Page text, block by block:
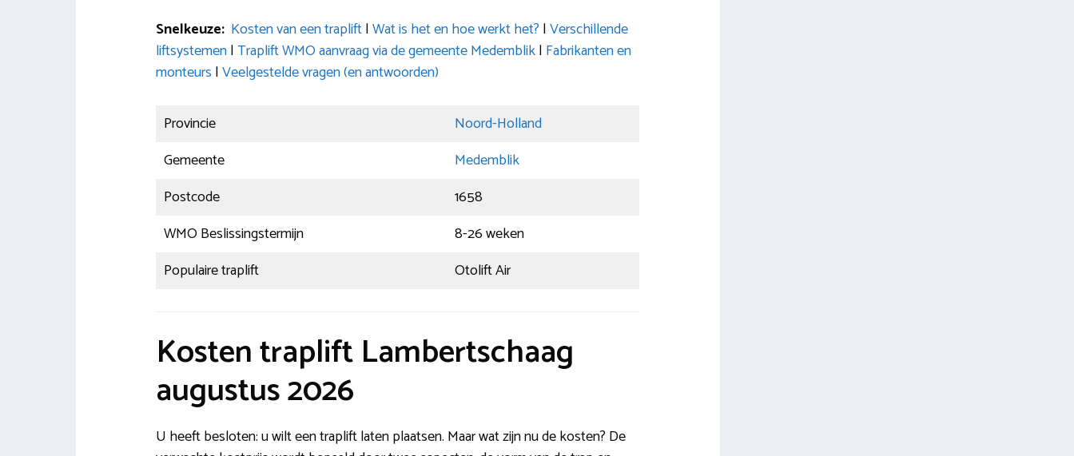
Snelkeuze: Kosten van een traplift|Wat is het en hoe werkt het? |Verschillende
liftsystemen|Traplift WMO aanvraag via de gemeente Medemblik| Fabrikanten en
monteurs |Veelgestelde vragen (en antwoorden)
Provincie
Noord-Holland
Gemeente
Medemblik
Postcode
1658
WMO Beslissingstermijn
8-26 weken
Populaire traplift
Otolift Air
Kosten traplift Lambertschaag
augustus 2026
U heeft besloten: u wilt een traplift laten plaatsen. Maar wat zijn nu de kosten? De